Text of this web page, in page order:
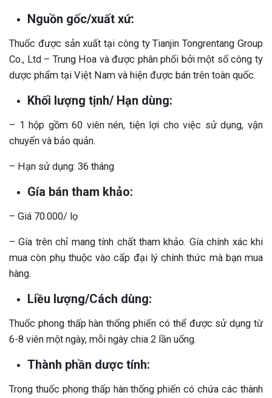
Nguồn gốc/xuất xứ:
Thuốc được sản xuất tại công ty Tianjin Tongrentang Group
Co., Ltd – Trung Hoa và được phân phối bởi một số công ty
dược phẩm tại Việt Nam và hiện được bán trên toàn quốc.
Khối lượng tịnh/ Hạn dùng:
– 1 hộp gồm 60 viên nén, tiện lợi cho việc sử dụng, vận
chuyển và bảo quản.
– Hạn sử dụng: 36 tháng
Gía bán tham khảo:
– Giá 70.000/ lọ
– Gía trên chỉ mang tính chất tham khảo. Gía chính xác khi
mua còn phụ thuộc vào cấp đại lý chính thức mà bạn mua
hàng.
Liều lượng/Cách dùng:
Thuốc phong thấp hàn thống phiến có thể được sử dụng từ
6-8 viên một ngày, mỗi ngày chia 2 lần uống.
Thành phần dược tính:
Trong thuốc phong thấp hàn thống phiến có chứa các thành